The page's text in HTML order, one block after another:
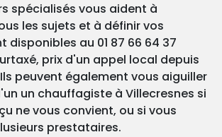
spécialisés vous aident à
les sujets et à définir vos
disponibles au 01 87 66 64 37
prix d'un appel local depuis
peuvent également vous aiguiller
un chauffagiste à Villecresnes si
ne vous convient, ou si vous
prestataires.